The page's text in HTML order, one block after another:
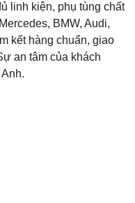
linh kiện, phụ tùng chất
BMW, Audi,
kết hàng chuẩn, giao
an tâm của khách